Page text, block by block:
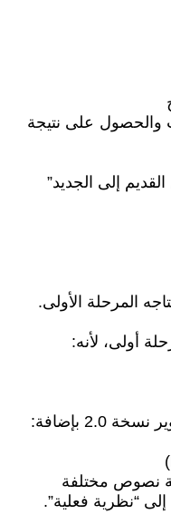
على نتيجة
إلى الجديد”
المرحلة الأولى.
2.0 بإضافة:
نصوص مختلفة
إلى “نظرية فعلية”.